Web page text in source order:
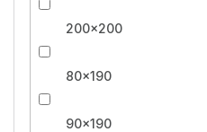
200x200
80x190
90x190